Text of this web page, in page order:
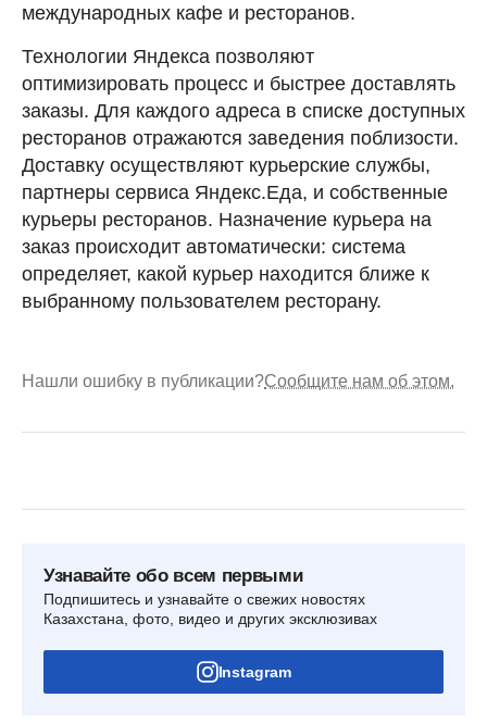
международных кафе и ресторанов.
Технологии Яндекса позволяют
оптимизировать процесс и быстрее доставлять
заказы. Для каждого адреса в списке доступных
ресторанов отражаются заведения поблизости.
Доставку осуществляют курьерские службы,
партнеры сервиса Яндекс.Еда, и собственные
курьеры ресторанов. Назначение курьера на
заказ происходит автоматически: система
определяет, какой курьер находится ближе к
выбранному пользователем ресторану.
Нашли ошибку в публикации?Сообщите нам об этом.
Узнавайте обо всем первыми
Подпишитесь и узнавайте о свежих новостях
Казахстана, фото, видео и других эксклюзивах
Instagram